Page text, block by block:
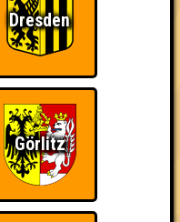
Dresden
Görlitz